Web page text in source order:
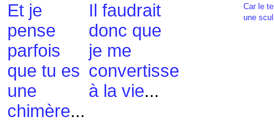
Et je
pense
parfois
que tu es
une
chimère...
Il faudrait
donc que
je me
convertisse
à la vie...
Car le
une